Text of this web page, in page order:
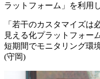
ラットフォーム」を利用
「若干のカスタマイズは
見える化プラットフォー
短期間でモニタリング環
(守岡)